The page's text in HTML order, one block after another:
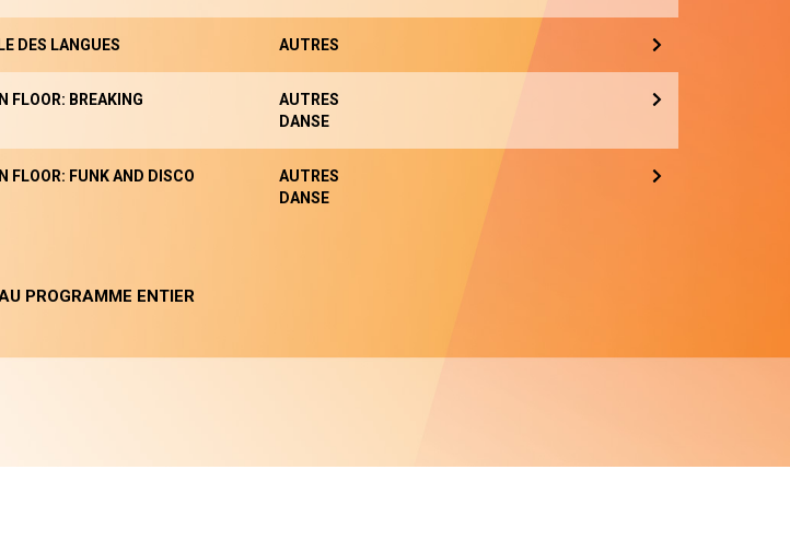
DES LANGUES AUTRES
FLOOR: BREAKING
AUTRES
DANSE
FLOOR: FUNK AND DISCO
AUTRES
DANSE
PROGRAMME ENTIER